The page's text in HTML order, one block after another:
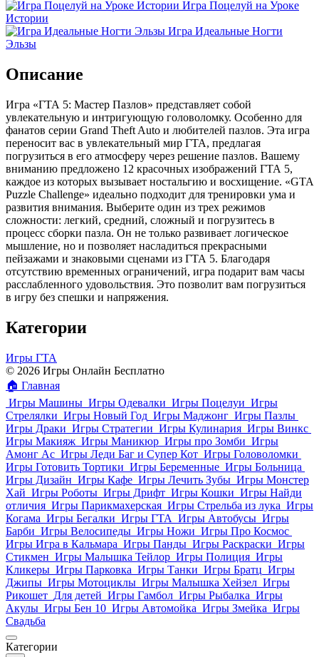
Игра Поцелуй на Уроке
Истории
Игра Идеальные Ногти
Эльзы
Описание
Игра «ГТА 5: Мастер Пазлов» представляет собой
увлекательную и интригующую головоломку. Особенно для
фанатов серии Grand Theft Auto и любителей пазлов. Эта игра
переносит вас в увлекательный мир ГТА, предлагая
погрузиться в его атмосферу через решение пазлов. Вашему
вниманию предложено 12 красочных изображений ГТА 5,
каждое из которых вызывает ностальгию и восхищение. «GTA
Puzzle Challenge» идеально подходит для тренировки ума и
развития внимания. Выберите один из трех режимов
сложности: легкий, средний, сложный и погрузитесь в
процесс сборки пазла. Он не только развивает логическое
мышление, но и позволяет насладиться прекрасными
пейзажами и знаковыми сценами из ГТА 5. Благодаря
отсутствию временных ограничений, игра подарит вам часы
расслабленного удовольствия. Это позволит вам погрузиться
в игру без спешки и напряжения.
Категории
Игры ГТА
© 2026 Игры Онлайн Бесплатно
🏠 Главная
Игры Машины Игры Одевалки Игры Поцелуи Игры
Стрелялки Игры Новый Год Игры Маджонг Игры Пазлы
Игры Драки Игры Стратегии Игры Кулинария Игры Винкс
Игры Макияж Игры Маникюр Игры про Зомби Игры
Амонг Ас Игры Леди Баг и Супер Кот Игры Головоломки
Игры Готовить Тортики Игры Беременные Игры Больница
Игры Дизайн Игры Кафе Игры Лечить Зубы Игры Монстер
Хай Игры Роботы Игры Дрифт Игры Кошки Игры Найди
отличия Игры Парикмахерская Игры Стрельба из лука Игры
Когама Игры Бегалки Игры ГТА Игры Автобусы Игры
Барби Игры Велосипеды Игры Ножи Игры Про Космос
Игры Игра в Кальмара Игры Панды Игры Раскраски Игры
Стикмен Игры Малышка Тейлор Игры Полиция Игры
Кликеры Игры Парковка Игры Танки Игры Братц Игры
Джипы Игры Мотоциклы Игры Малышка Хейзел Игры
Рикошет Для детей Игры Гамбол Игры Рыбалка Игры
Акулы Игры Бен 10 Игры Автомойка Игры Змейка Игры
Свадьба
Категории